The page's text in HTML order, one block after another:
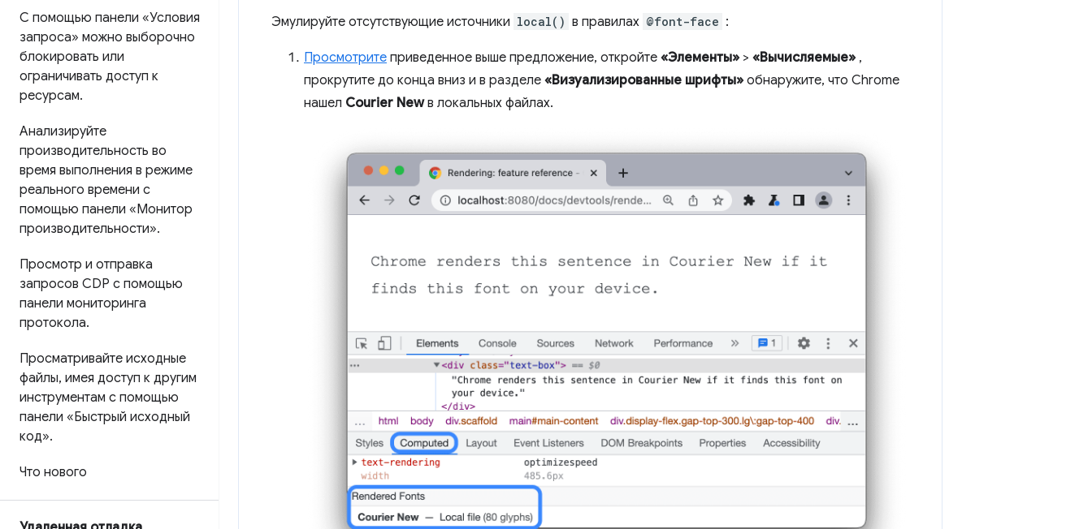
С помощью панели «Условия
запроса» можно выборочно
блокировать или
ограничивать доступ к
ресурсам.
Анализируйте
производительность во
время выполнения в режиме
реального времени с
помощью панели «Монитор
производительности».
Просмотр и отправка
запросов CDP с помощью
панели мониторинга
протокола.
Просматривайте исходные
файлы, имея доступ к другим
инструментам с помощью
панели «Быстрый исходный
код».
Что нового
Эмулируйте отсутствующие источники local() в правилах @font-face :
Просмотрите приведенное выше предложение, откройте «Элементы» > «Вычисляемые» ,
прокрутите до конца вниз и в разделе «Визуализированные шрифты» обнаружите, что Chrome
нашел Courier Newв локальных файлах.